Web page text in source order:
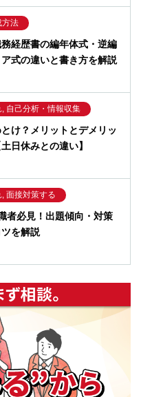
方法
務経歴書の編年体式・逆編
式の違いと書き方を解説
自己分析・情報収集
け？メリットとデメリッ
日休みとの違い】
面接対策する
者必見！出題傾向・対策
を解説